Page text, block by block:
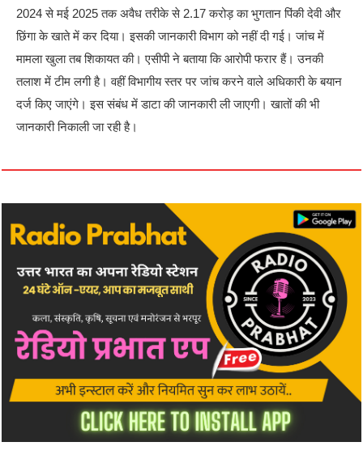
2024 से मई 2025 तक अवैध तरीके से 2.17 करोड़ का भुगतान पिंकी देवी और
छिंगा के खाते में कर दिया। इसकी जानकारी विभाग को नहीं दी गई। जांच में
मामला खुला तब शिकायत की। एसीपी ने बताया कि आरोपी फरार हैं। उनकी
तलाश में टीम लगी है। वहीं विभागीय स्तर पर जांच करने वाले अधिकारी के बयान
दर्ज किए जाएंगे। इस संबंध में डाटा की जानकारी ली जाएगी। खातों की भी
जानकारी निकाली जा रही है।